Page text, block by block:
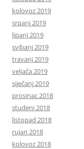
kolovoz 2019
srpanj 2019
lipanj 2019
svibanj 2019
travanj 2019
veljača 2019
siječanj 2019
prosinac 2018
studeni 2018
listopad 2018
rujan 2018
kolovoz 2018